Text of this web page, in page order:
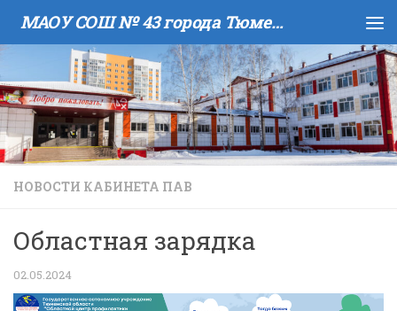
Skip to content МАОУ COШ № 43 города Тюмени имени В.И. Муравленко
НОВОСТИ КАБИНЕТА ПАВ
Областная зарядка
02.05.2024